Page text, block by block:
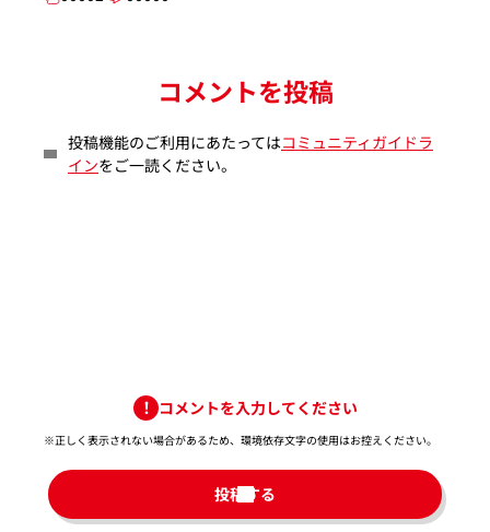
コメントを投稿
投稿機能のご利用にあたってはコミュニティガイドラ
インをご一読ください。
コメントを入力してください
※正しく表示されない場合があるため、環境依存文字の使用はお控えください。​
投稿する